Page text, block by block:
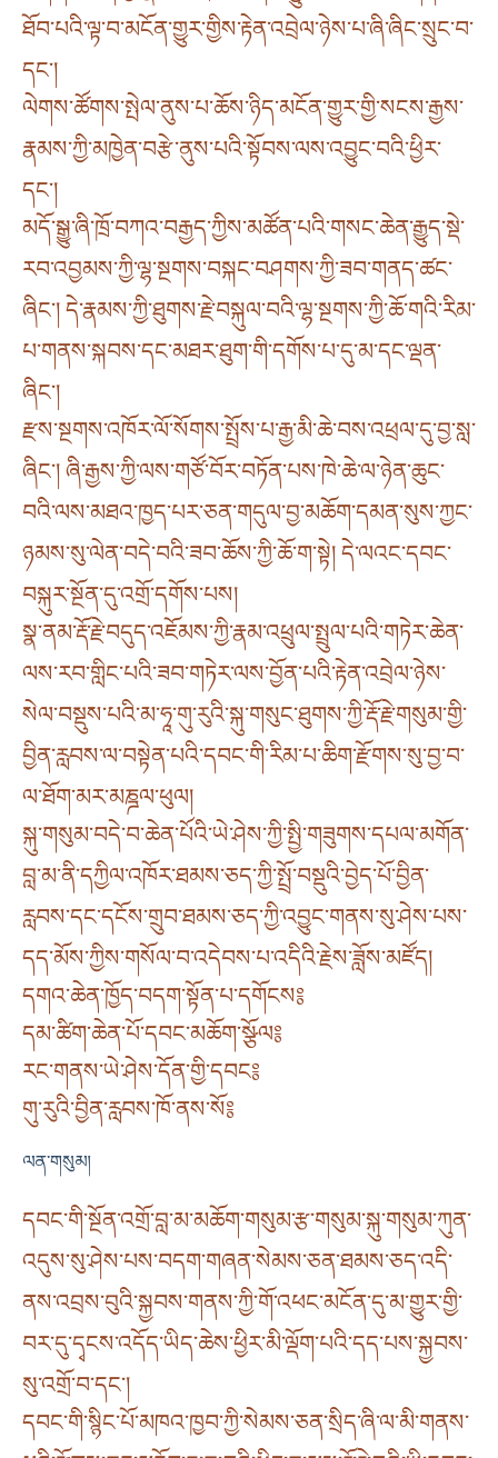
ཐོབ་པའི་ལྟ་བ་མངོན་གྱུར་གྱིས་རྟེན་འབྲེལ་ཉེས་པ་ཞི་ཞིང་སྲུང་བ་
དང༌།
ལེགས་ཚོགས་སྤེལ་ནུས་པ་ཆོས་ཉིད་མངོན་གྱུར་གྱི་སངས་རྒྱས་
རྣམས་ཀྱི་མཁྱེན་བརྩེ་ནུས་པའི་སྟོབས་ལས་འབྱུང་བའི་ཕྱིར་
དང༌།
མདོ་སྒྱུ་ཞི་ཁྲོ་བཀའ་བརྒྱད་ཀྱིས་མཚོན་པའི་གསང་ཆེན་རྒྱུད་སྡེ་
རབ་འབྱམས་ཀྱི་ལྷ་སྔགས་བསྐང་བཤགས་ཀྱི་ཟབ་གནད་ཚང་
ཞིང༌། དེ་རྣམས་ཀྱི་ཐུགས་རྗེ་བསྐུལ་བའི་ལྷ་སྔགས་ཀྱི་ཆོ་གའི་རིམ་
པ་གནས་སྐབས་དང་མཐར་ཐུག་གི་དགོས་པ་དུ་མ་དང་ལྡན་
ཞིང༌།
རྫས་སྔགས་འཁོར་ལོ་སོགས་སྤྲོས་པ་རྒྱ་མི་ཆེ་བས་འཕྲལ་དུ་བྱ་སླ་
ཞིང༌། ཞི་རྒྱས་ཀྱི་ལས་གཙོ་བོར་བཏོན་པས་ཁེ་ཆེ་ལ་ཉེན་ཆུང་
བའི་ལས་མཐའ་ཁྱད་པར་ཅན་གདུལ་བྱ་མཆོག་དམན་སུས་ཀྱང་
ཉམས་སུ་ལེན་བདེ་བའི་ཟབ་ཆོས་ཀྱི་ཆོ་ག་སྟེ། དེ་ལའང་དབང་
བསྐུར་སྔོན་དུ་འགྲོ་དགོས་པས།
སྣ་ནམ་རྡོ་རྗེ་བདུད་འཇོམས་ཀྱི་རྣམ་འཕྲུལ་སྤྲུལ་པའི་གཏེར་ཆེན་
ལས་རབ་གླིང་པའི་ཟབ་གཏེར་ལས་བྱོན་པའི་རྟེན་འབྲེལ་ཉེས་
སེལ་བསྡུས་པའི་མ་ཧཱ་གུ་རུའི་སྐུ་གསུང་ཐུགས་ཀྱི་རྡོ་རྗེ་གསུམ་གྱི་
བྱིན་རླབས་ལ་བསྟེན་པའི་དབང་གི་རིམ་པ་ཆིག་རྫོགས་སུ་བྱ་བ་
ལ་ཐོག་མར་མཎྜལ་ཕུལ།
སྐུ་གསུམ་བདེ་བ་ཆེན་པོའི་ཡེ་ཤེས་ཀྱི་སྤྱི་གཟུགས་དཔལ་མགོན་
བླ་མ་ནི་དཀྱིལ་འཁོར་ཐམས་ཅད་ཀྱི་སྤྲོ་བསྡུའི་བྱེད་པོ་བྱིན་
རླབས་དང་དངོས་གྲུབ་ཐམས་ཅད་ཀྱི་འབྱུང་གནས་སུ་ཤེས་པས་
དད་མོས་ཀྱིས་གསོལ་བ་འདེབས་པ་འདིའི་རྗེས་ཟློས་མཛོད།
དགའ་ཆེན་ཁྱོད་བདག་སྟོན་པ་དགོངས༔
དམ་ཚིག་ཆེན་པོ་དབང་མཆོག་སྩོལ༔
རང་གནས་ཡེ་ཤེས་དོན་གྱི་དབང༔
གུ་རུའི་བྱིན་རླབས་ཁོ་ནས་སོ༔
ལན་གསུམ།
དབང་གི་སྔོན་འགྲོ་བླ་མ་མཆོག་གསུམ་རྩ་གསུམ་སྐུ་གསུམ་ཀུན་
འདུས་སུ་ཤེས་པས་བདག་གཞན་སེམས་ཅན་ཐམས་ཅད་འདི་
ནས་འབྲས་བུའི་སྐྱབས་གནས་ཀྱི་གོ་འཕང་མངོན་དུ་མ་གྱུར་གྱི་
བར་དུ་དྭངས་འདོད་ཡིད་ཆེས་ཕྱིར་མི་ལྡོག་པའི་དད་པས་སྐྱབས་
སུ་འགྲོ་བ་དང༌།
དབང་གི་སྙིང་པོ་མཁའ་ཁྱབ་ཀྱི་སེམས་ཅན་སྲིད་ཞི་ལ་མི་གནས་